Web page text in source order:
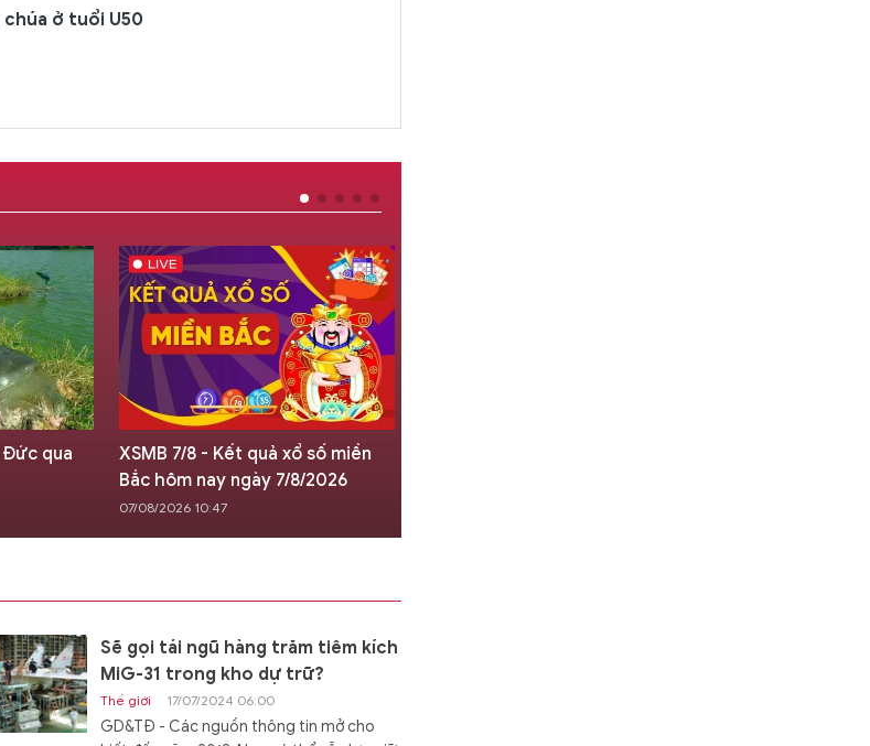
ở tuổi U50
số miền
XSMT 7/8 - Kết quả xổ số miền
Trung hôm nay ngày 7/8/2026
07/08/2026 09:42
Sẽ gọi tái ngũ hàng trăm tiêm kích
MiG-31 trong kho dự trữ?
Thế giới 17/07/2024 06:00
GD&TĐ - Các nguồn thông tin mở cho